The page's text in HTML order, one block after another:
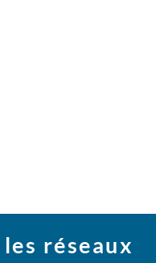
réseaux